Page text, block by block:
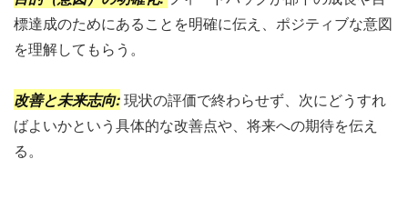
標達成のためにあることを明確に伝え、ポジティブな意図
を理解してもらう。
改善と未来志向:現状の評価で終わらせず、次にどうすれ
ばよいかという具体的な改善点や、将来への期待を伝え
る。